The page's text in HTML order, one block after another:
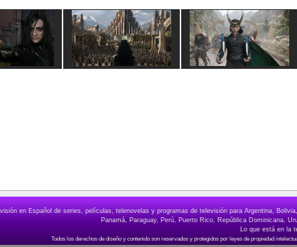
en Español de series, películas, telenovelas y programas de televisión para Argentina,
Panamá, Paraguay, Perú, Puerto Rico, República Dominicana,
Lo que está en la